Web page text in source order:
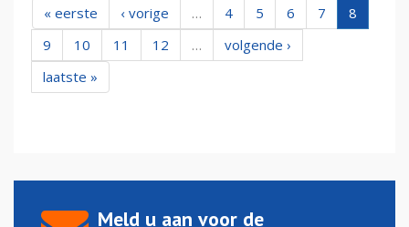
« eerste ‹ vorige … 4 5 6 7
8
9
10 11 12 …
volgende ›
laatste »
Meld u aan voor de